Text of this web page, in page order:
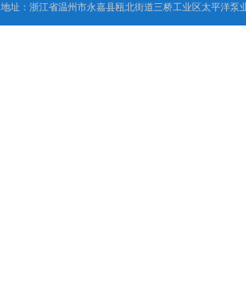
地址：浙江省温州市永嘉县瓯北街道三桥工业区太平洋泵